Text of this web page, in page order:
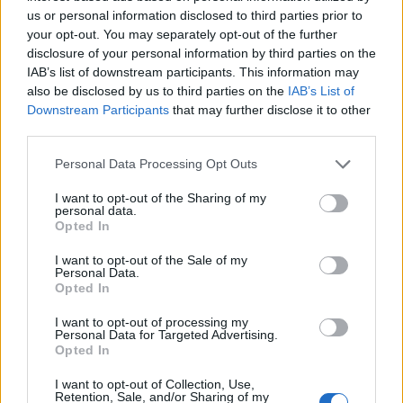
us or personal information disclosed to third parties prior to
your opt-out. You may separately opt-out of the further
disclosure of your personal information by third parties on the
IAB’s list of downstream participants. This information may
also be disclosed by us to third parties on the IAB’s List of
Downstream Participants that may further disclose it to other
Please note that this website/app uses one or more Google
not limited to your visit or usage behaviour. You may click to
grant or deny consent to Google and its third-party tags to
use your data for below specified purposes in below Google
consent section.
Personal Data Processing Opt Outs
I want to opt-out of the Sharing of my
personal data.
Opted In
I want to opt-out of the Sale of my
Personal Data.
Opted In
I want to opt-out of processing my
Personal Data for Targeted Advertising.
Opted In
I want to opt-out of Collection, Use,
Retention, Sale, and/or Sharing of my
Σύμφωνα με τον κ. Δεληδημητρίου, μετά την
πανδημία ο κόσμος αυξήθηκε αλλά μειώθηκε η
κατανάλωση στην εστίαση και τα beach bar καθώς
κόσμου, κυρίως των Βαλκάνιων αλλά και των
Ελλήνων που επιλέγουν προορισμούς της βόρειας
Ελλάδας στην πλειονότητά τους. Από την άλλη,